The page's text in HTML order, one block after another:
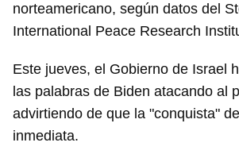
norteamericano, según datos del
International Peace Research
Este jueves, el Gobierno de Israel
las palabras de Biden atacando al
advirtiendo de que la "conquista"
inmediata.